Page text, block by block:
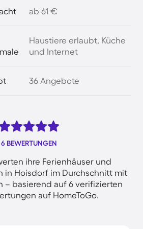
ab 61 €
Haustiere erlaubt, Küche
und Internet
36 Angebote
6 BEWERTUNGEN
ihre Ferienhäuser und
in Hoisdorf im Durchschnitt mit
– basierend auf 6 verifizierten
auf HomeToGo.